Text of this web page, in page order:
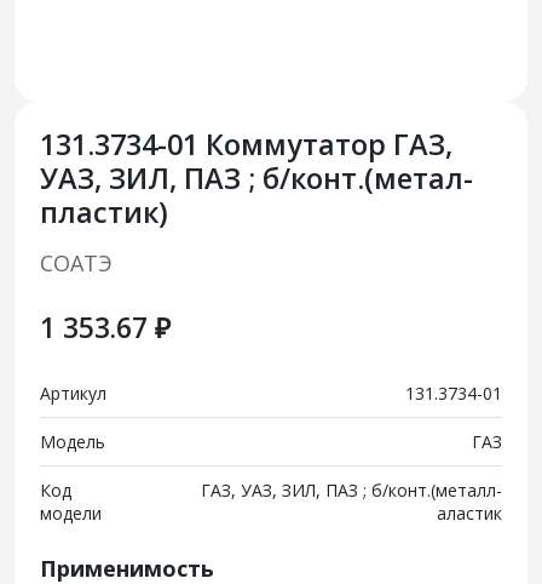
131.3734-01 Коммутатор ГАЗ,
УАЗ, ЗИЛ, ПАЗ ; б/конт.(метал-
пластик)
СОАТЭ
1 353.67 ₽
Артикул 131.3734-01
Модель ГАЗ
Код
модели
ГАЗ, УАЗ, ЗИЛ, ПАЗ ; б/конт.(металл-
аластик
Применимость